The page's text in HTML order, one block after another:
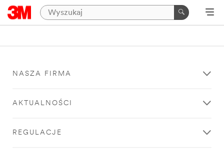
NASZA FIRMA
AKTUALNOŚCI
REGULACJE